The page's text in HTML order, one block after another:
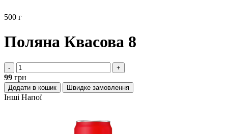
500 г
Поляна Квасова 8
- +
99 грн
Додати в кошик Швидке замовлення
Інші Напої